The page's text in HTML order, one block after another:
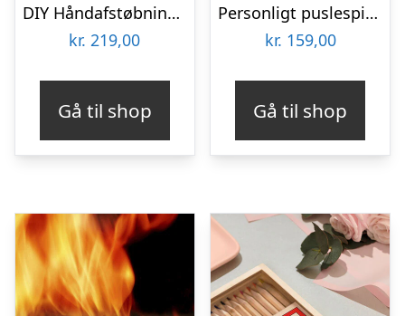
DIY Håndafstøbningskit – Spralla
kr. 219,00
Gå til shop
Personligt puslespil med Billede – Hjerte
kr. 159,00
Gå til shop